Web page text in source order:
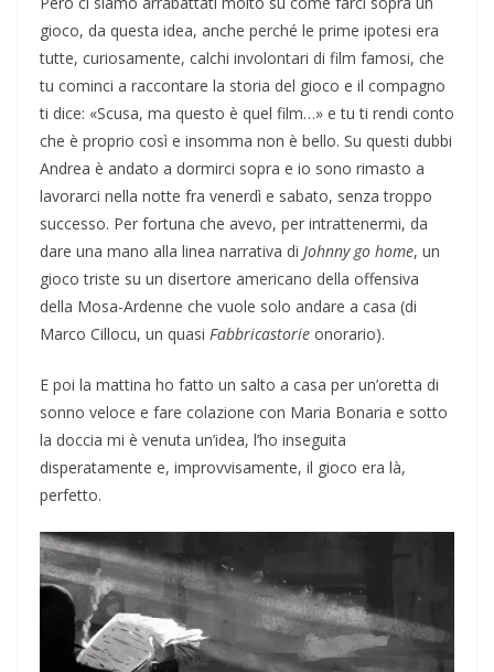
gioco, da questa idea, anche perché le prime ipotesi era
tutte, curiosamente, calchi involontari di film famosi, che
tu cominci a raccontare la storia del gioco e il compagno
ti dice: «Scusa, ma questo è quel film…» e tu ti rendi conto
che è proprio così e insomma non è bello. Su questi dubbi
Andrea è andato a dormirci sopra e io sono rimasto a
lavorarci nella notte fra venerdì e sabato, senza troppo
successo. Per fortuna che avevo, per intrattenermi, da
dare una mano alla linea narrativa di Johnny go home, un
gioco triste su un disertore americano della offensiva
della Mosa-Ardenne che vuole solo andare a casa (di
Marco Cillocu, un quasi Fabbricastorie onorario).
E poi la mattina ho fatto un salto a casa per un’oretta di
sonno veloce e fare colazione con Maria Bonaria e sotto
la doccia mi è venuta un’idea, l’ho inseguita
disperatamente e, improvvisamente, il gioco era là,
perfetto.